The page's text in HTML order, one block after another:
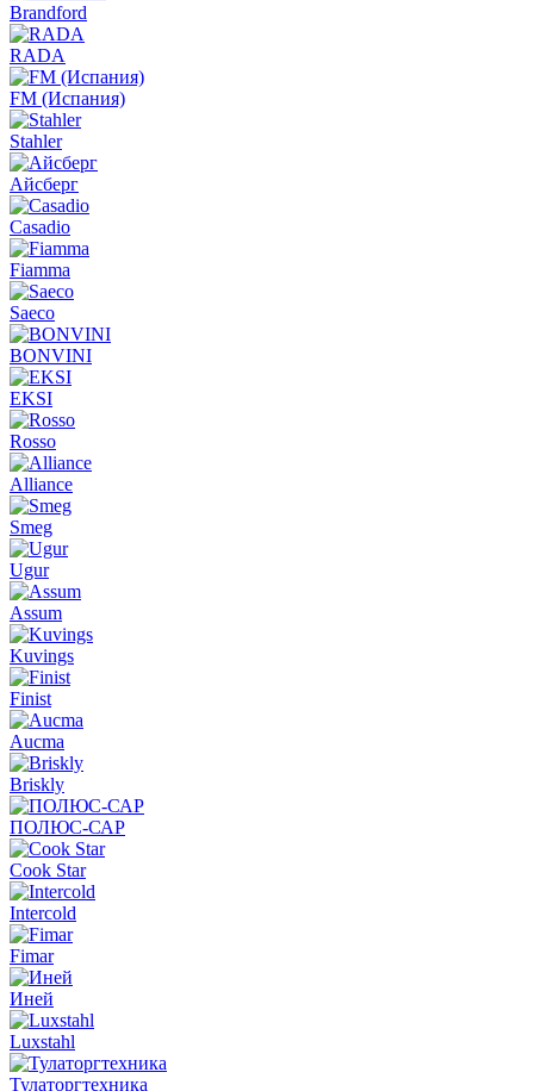
Brandford
RADA
FM (Испания)
Stahler
Айсберг
Casadio
Fiamma
Saeco
BONVINI
EKSI
Rosso
Alliance
Smeg
Ugur
Assum
Kuvings
Finist
Aucma
Briskly
ПОЛЮС-САР
Cook Star
Intercold
Fimar
Иней
Luxstahl
Тулаторгтехника